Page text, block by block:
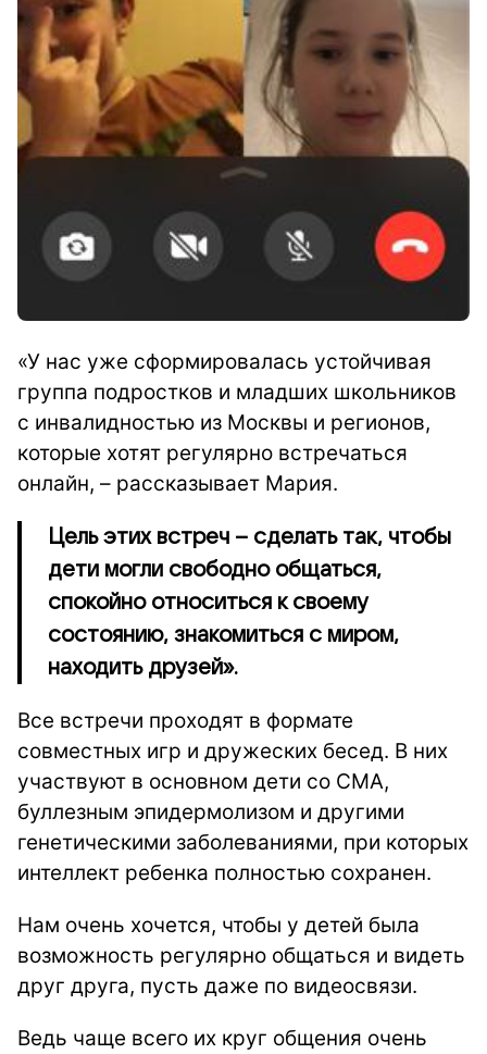
«У нас уже сформировалась устойчивая
группа подростков и младших школьников
с инвалидностью из Москвы и регионов,
которые хотят регулярно встречаться
онлайн, – рассказывает Мария.
Цель этих встреч – сделать так, чтобы
дети могли свободно общаться,
спокойно относиться к своему
состоянию, знакомиться с миром,
находить друзей».
Все встречи проходят в формате
совместных игр и дружеских бесед. В них
участвуют в основном дети со СМА,
буллезным эпидермолизом и другими
генетическими заболеваниями, при которых
интеллект ребенка полностью сохранен.
Нам очень хочется, чтобы у детей была
возможность регулярно общаться и видеть
друг друга, пусть даже по видеосвязи.
Ведь чаще всего их круг общения очень